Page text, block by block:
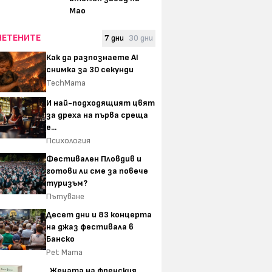
Мао
7 дни 30 дни
Как да разпознаете AI
снимка за 30 секунди
TechMama
И най-подходящият цвят
за дреха на първа среща
е...
Психология
Фестивален Пловдив и
готови ли сме за повече
туризъм?
Пътуване
Десет дни и 83 концерта
на джаз фестивала в
Банско
Pet Mama